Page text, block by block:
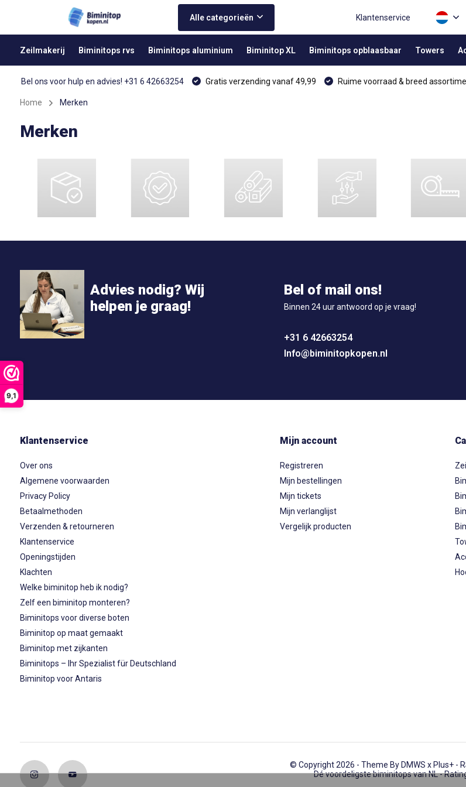
9,1
Alle categorieën Klantenservice
Zeilmakerij Biminitops rvs Biminitops aluminium Biminitop XL Biminitops opblaasbaar Towers
Bel ons voor hulp en advies! +31 6 42663254 Gratis verzending vanaf 49,99 Ruime voorraad & breed
Home Merken
Merken
Advies nodig? Wij
helpen je graag!
Bel of mail ons!
Binnen 24 uur antwoord op je vraag!
+31 6 42663254
Info@biminitopkopen.nl
Klantenservice
Over ons
Algemene voorwaarden
Privacy Policy
Betaalmethoden
Verzenden & retourneren
Klantenservice
Openingstijden
Klachten
Welke biminitop heb ik nodig?
Zelf een biminitop monteren?
Biminitops voor diverse boten
Biminitop op maat gemaakt
Biminitop met zijkanten
Biminitops – Ihr Spezialist für Deutschland
Biminitop voor Antaris
Mijn account
Registreren
Mijn bestellingen
Mijn tickets
Mijn verlanglijst
Vergelijk producten
© Copyright 2026 - Theme By DMWS x Plus+ -
Dé voordeligste biminitops van NL-